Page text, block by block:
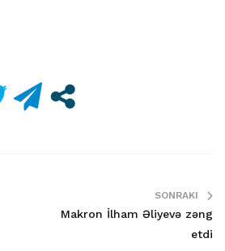
SONRAKI
Makron İlham Əliyevə zəng
etdi